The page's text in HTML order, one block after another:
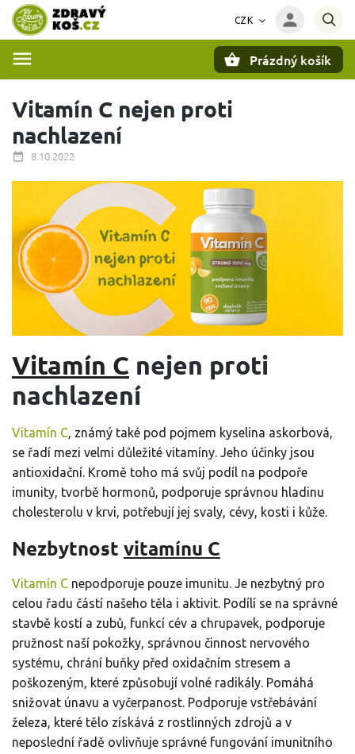
CZK
Prázdný košík
Vitamín C nejen proti
nachlazení
8.10.2022
Vitamín C nejen proti
nachlazení
Vitamín C, známý také pod pojmem kyselina askorbová,
se řadí mezi velmi důležité vitamíny. Jeho účinky jsou
antioxidační. Kromě toho má svůj podíl na podpoře
imunity, tvorbě hormonů, podporuje správnou hladinu
cholesterolu v krvi, potřebují jej svaly, cévy, kosti i kůže.
Nezbytnost vitamínu C
Vitamín C nepodporuje pouze imunitu. Je nezbytný pro
celou řadu částí našeho těla i aktivit. Podílí se na správné
stavbě kostí a zubů, funkcí cév a chrupavek, podporuje
pružnost naší pokožky, správnou činnost nervového
systému, chrání buňky před oxidačním stresem a
poškozeným, které způsobují volné radikály. Pomáhá
snižovat únavu a vyčerpanost. Podporuje vstřebávání
železa, které tělo získává z rostlinných zdrojů a v
neposlední řadě ovlivňuje správné fungování imunitního